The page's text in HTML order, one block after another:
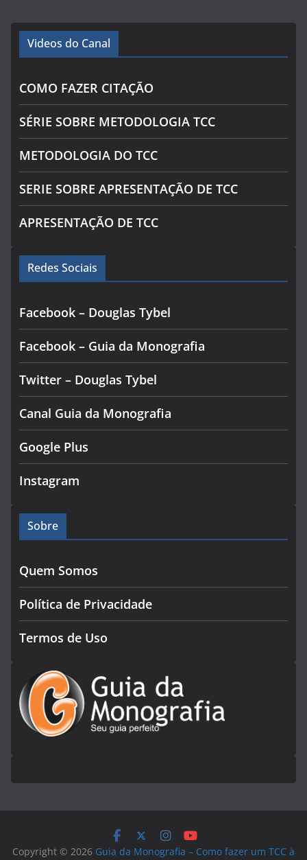
Videos do Canal
COMO FAZER CITAÇÃO
SÉRIE SOBRE METODOLOGIA TCC
METODOLOGIA DO TCC
SERIE SOBRE APRESENTAÇÃO DE TCC
APRESENTAÇÃO DE TCC
Redes Sociais
Facebook – Douglas Tybel
Facebook – Guia da Monografia
Twitter – Douglas Tybel
Canal Guia da Monografia
Google Plus
Instagram
Sobre
Quem Somos
Política de Privacidade
Termos de Uso
Copyright © 2026 Guia da Monografia – Como fazer um TCC à